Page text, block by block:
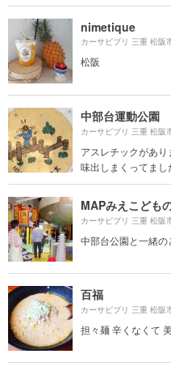
nimetique
松阪
中部台運動公園
アスレチックがあ
味出しまくってまし
MAPみえこども
中部台公園と一緒の
百福
担々麺 辛くなくて